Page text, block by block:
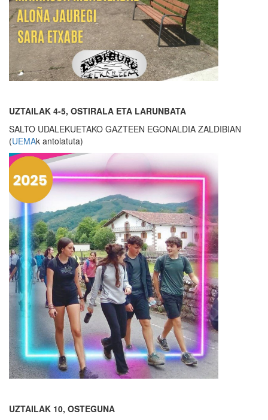
UZTAILAK 4-5, OSTIRALA ETA LARUNBATA
SALTO UDALEKUETAKO GAZTEEN EGONALDIA ZALDIBIAN
(UEMAk antolatuta)
UZTAILAK 10, OSTEGUNA